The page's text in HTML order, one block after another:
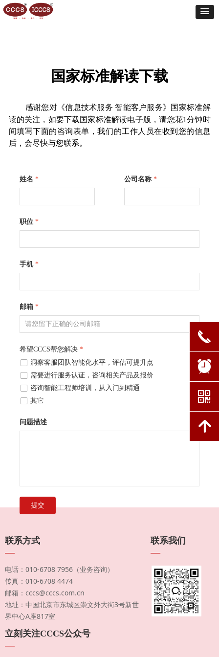
国家标准解读下载
姓名 * 公司名称 *
职位 *
手机 *
邮箱 *
希望CCCS帮您解决 *
洞察客服团队智能化水平，评估可提升点
需要进行服务认证，咨询相关产品及报价
咨询智能工程师培训，从入门到精通
其它
问题描述
提交
感谢您对《信息技术服务 智能客户服务》国家标准解
读的关注，如要下载国家标准解读电子版，请您花1分钟时
间填写下面的咨询表单，我们的工作人员在收到您的信息
后，会尽快与您联系。
联系方式
—
电话：010-6708 7956（业务咨询）
传真：010-6708 4474
邮箱：cccs@cccs.com.cn
地址：中国北京市东城区崇文外大街3号新世
界中心A座817室
立刻关注CCCS公众号
—
联系我们
—
끅
뀥
낃
녕